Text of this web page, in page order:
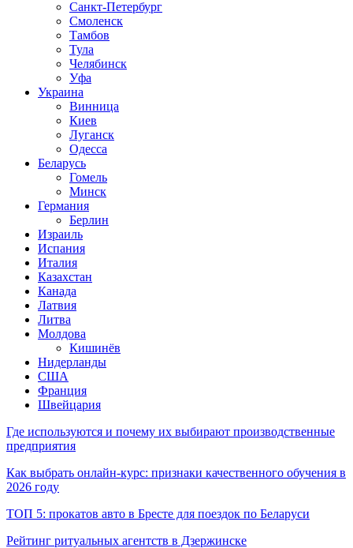
Санкт-Петербург
Смоленск
Тамбов
Тула
Челябинск
Уфа
Украина
Винница
Киев
Луганск
Одесса
Беларусь
Гомель
Минск
Германия
Берлин
Израиль
Испания
Италия
Казахстан
Канада
Латвия
Литва
Молдова
Кишинёв
Нидерланды
США
Франция
Швейцария
Где используются и почему их выбирают производственные
предприятия
Как выбрать онлайн-курс: признаки качественного обучения в
2026 году
ТОП 5: прокатов авто в Бресте для поездок по Беларуси
Рейтинг ритуальных агентств в Дзержинске